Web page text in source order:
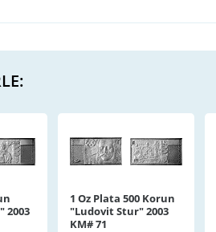
2003
1 Oz Plata 500 Korun
"Ludovit Stur" 2003
KM# 71